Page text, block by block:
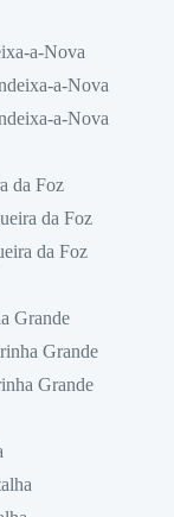
a-Nova
a-Nova
a-Nova
da Foz
da Foz
da Foz
Grande
Grande
Grande